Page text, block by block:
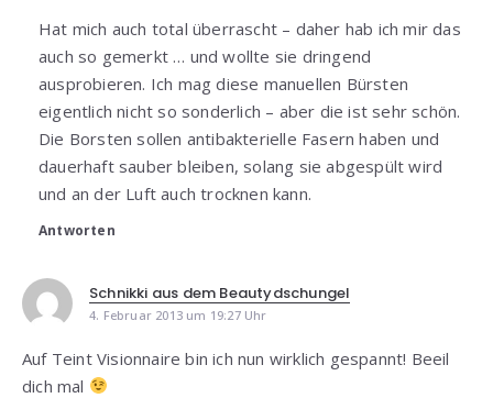
Hat mich auch total überrascht – daher hab ich mir das
auch so gemerkt … und wollte sie dringend
ausprobieren. Ich mag diese manuellen Bürsten
eigentlich nicht so sonderlich – aber die ist sehr schön.
Die Borsten sollen antibakterielle Fasern haben und
dauerhaft sauber bleiben, solang sie abgespült wird
und an der Luft auch trocknen kann.
Antworten
Schnikki aus dem Beautydschungel
4. Februar 2013 um 19:27 Uhr
Auf Teint Visionnaire bin ich nun wirklich gespannt! Beeil
dich mal